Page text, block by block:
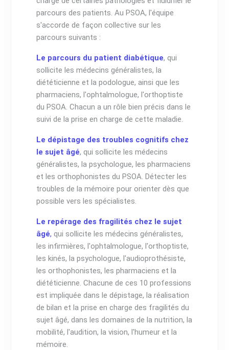
parcours des patients. Au PSOA, l'équipe
s'accorde de façon collective sur les
parcours suivants :
Le parcours du patient diabétique, qui
sollicite les médecins généralistes, la
diététicienne et la podologue, ainsi que les
pharmaciens, l'ophtalmologue, l'orthoptiste
du PSOA. Chacun a un rôle bien précis dans le
suivi de la prise en charge de cette maladie.
Le dépistage des troubles cognitifs chez
le sujet âgé, qui sollicite les médecins
généralistes, la psychologue, les pharmaciens
et les orthophonistes du PSOA. Détecter les
troubles de la mémoire pour orienter dès que
possible vers les spécialistes.
Le repérage des fragilités chez le sujet
âgé, qui sollicite les médecins généralistes,
les infirmières, l'ophtalmologue, l'orthoptiste,
les kinés, la psychologue, l'audioprothésiste,
les orthophonistes, les pharmaciens et la
diététicienne. Chacune de ces 10 professions
est impliquée dans le dépistage, la réalisation
de bilan et la prise en charge des fragilités du
sujet âgé, dans les domaines de la nutrition, la
mobilité, l'audition, la vision, l'humeur et la
mémoire.